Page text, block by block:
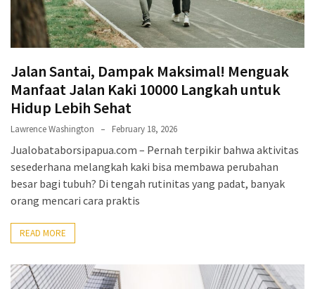
trik
Uncategorized
(1)
Jalan Santai, Dampak Maksimal! Menguak
Manfaat Jalan Kaki 10000 Langkah untuk
Hidup Lebih Sehat
Lawrence Washington February 18, 2026
Jualobataborsipapua.com – Pernah terpikir bahwa aktivitas
sesederhana melangkah kaki bisa membawa perubahan
besar bagi tubuh? Di tengah rutinitas yang padat, banyak
orang mencari cara praktis
READ MORE